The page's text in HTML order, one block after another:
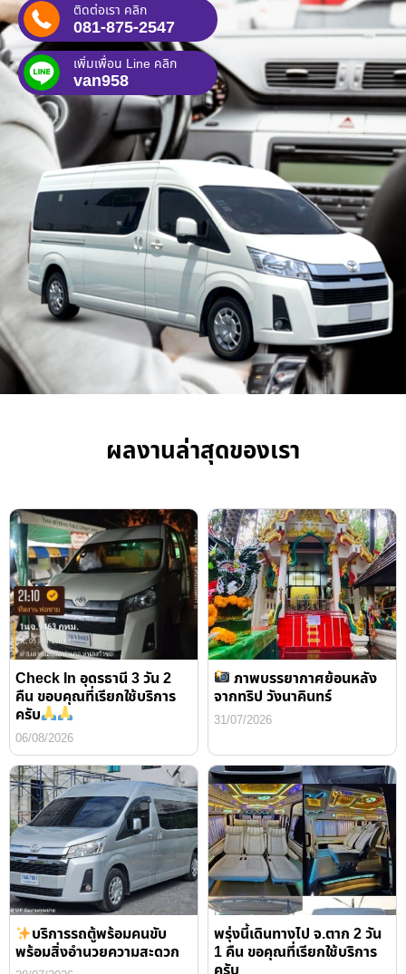
ติดต่อเรา คลิก
081-875-2547
เพิ่มเพื่อน Line คลิก
van958
ผลงานล่าสุดของเรา
Check In อุดรธานี 3 วัน 2
คืน ขอบคุณที่เรียกใช้บริการ
ครับ
06/08/2026
ภาพบรรยากาศย้อนหลัง
จากทริป วังนาคินทร์
31/07/2026
บริการรถตู้พร้อมคนขับ
พร้อมสิ่งอำนวยความสะดวก
พรุ่งนี้เดินทางไป จ.ตาก 2 วัน
1 คืน ขอคุณที่เรียกใช้บริการ